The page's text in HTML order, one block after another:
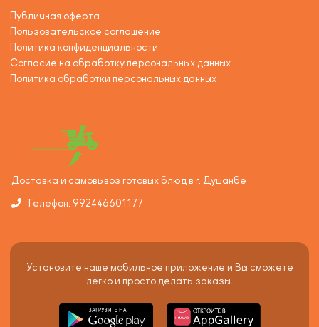
Публичная оферта
Пользовательское соглашение
Политика конфиденциальности
Согласие на обработку персональных данных
Политика обработки персональных данных
Доставка и самовывоз готовых блюд в г. Душанбе
Телефон: 992446601177
Установите наше мобильное приложение и Вы сможете
легко и просто делать заказы.